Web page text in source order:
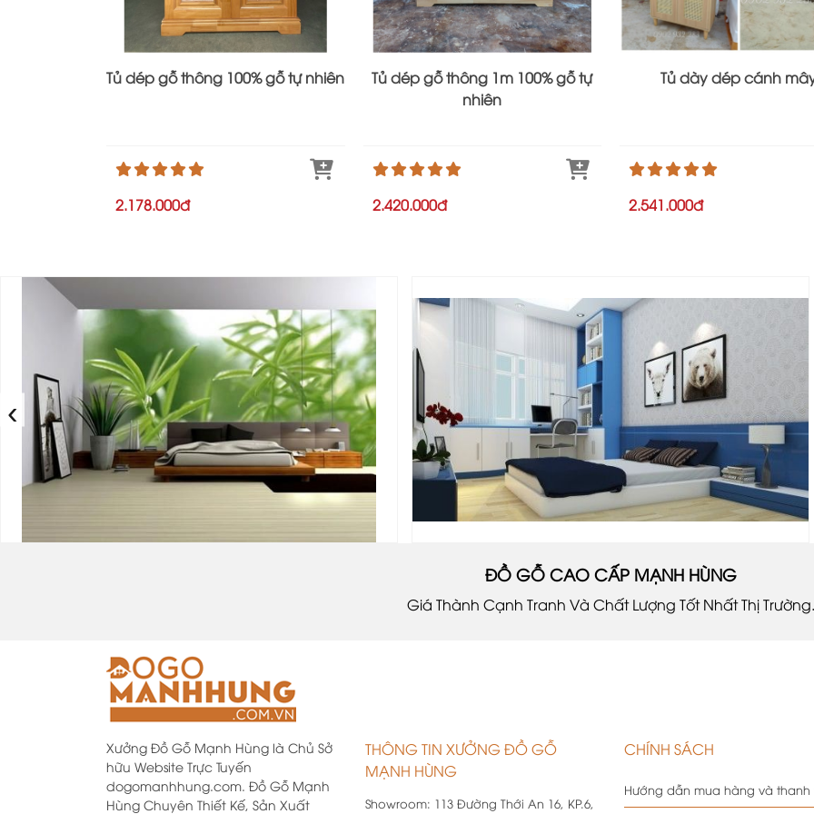
Tủ dép gỗ thông 100% gỗ tự nhiên
2.178.000đ
Tủ dép gỗ thông 1m 100% gỗ tự
nhiên
2.420.000đ
Tủ dày dép cánh
2.541.000đ
‹
ĐỒ GỖ CAO CẤP MẠNH HÙNG
Giá Thành Cạnh Tranh Và Chất Lượng Tốt Nhất Thị Trường.
Xưởng Đồ Gỗ Mạnh Hùng là Chủ Sở
hữu Website Trực Tuyến
dogomanhhung.com. Đồ Gỗ Mạnh
Hùng Chuyên Thiết Kế, Sản Xuất
THÔNG TIN XƯỞNG ĐỒ GỖ
MẠNH HÙNG
Showroom: 113 Đường Thới An 16, KP.6,
CHÍNH SÁCH
Hướng dẫn mua hàng và thanh